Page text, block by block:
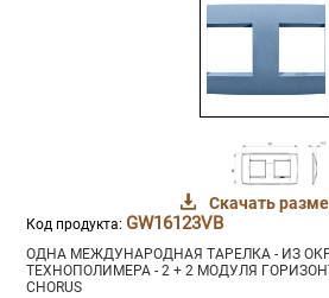
Скачать
Код продукта: GW16123VB
ОДНА МЕЖДУНАРОДНАЯ ТАРЕЛКА - ИЗ
ТЕХНОПОЛИМЕРА - 2 + 2 МОДУЛЯ
CHORUS